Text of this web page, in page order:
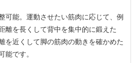
可能。運動させたい筋肉に応じて、例
離を長くして背中を集中的に鍛えた
を近くして脚の筋肉の動きを確かめた
能です。